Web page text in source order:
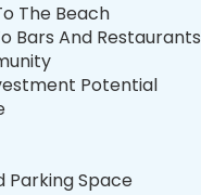
The Beach
Bars And Restaurants
Potential
Parking Space